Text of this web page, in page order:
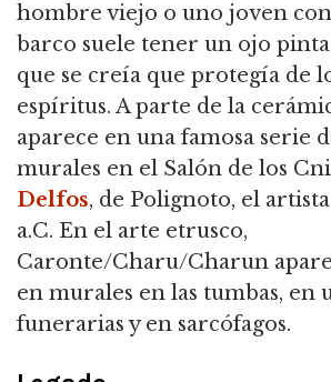
hombre viejo o uno joven
barco suele tener un ojo
que se creía que protegía de
espíritus. A parte de la
aparece en una famosa serie
murales en el Salón de los
Delfos, de Polignoto, el
a.C. En el arte etrusco,
Caronte/Charu/Charun
en murales en las tumbas, en
funerarias y en sarcófagos.